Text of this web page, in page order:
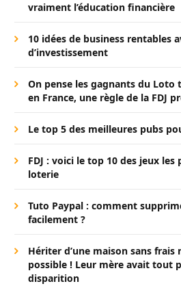
vraiment l’éducation financière
10 idées de business rentables
d’investissement
On pense les gagnants du
en France, une règle de la FDJ
Le top 5 des meilleures pubs
FDJ : voici le top 10 des jeux les
loterie
Tuto Paypal : comment
facilement ?
Hériter d’une maison sans frais
possible ! Leur mère avait tout
disparition